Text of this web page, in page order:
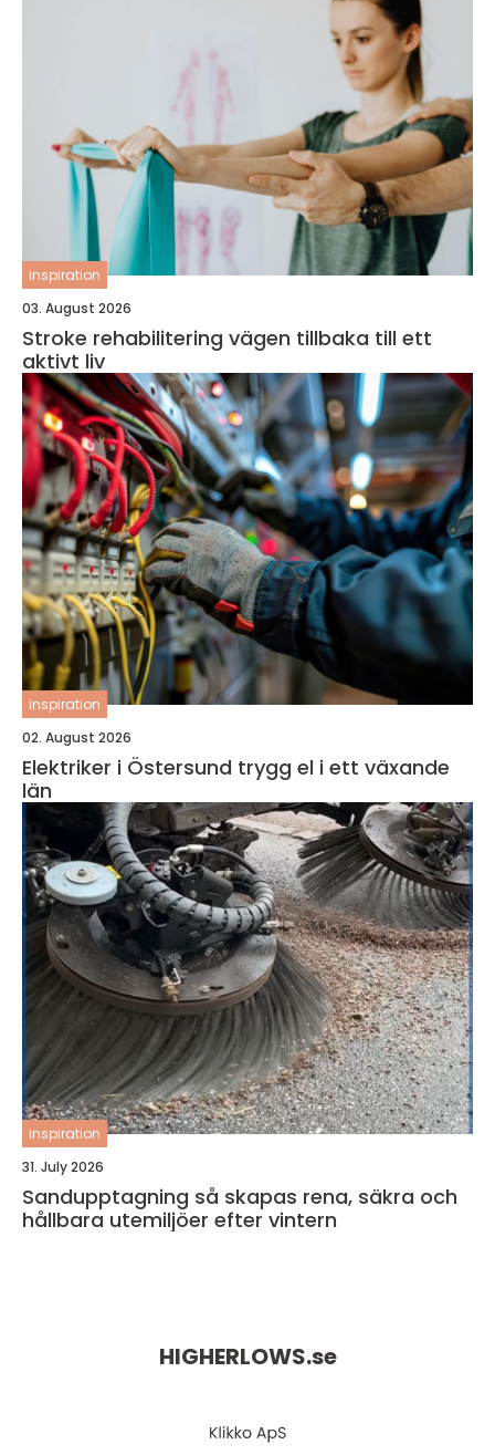
inspiration
03. August 2026
Stroke rehabilitering vägen tillbaka till ett
aktivt liv
inspiration
02. August 2026
Elektriker i Östersund trygg el i ett växande
län
inspiration
31. July 2026
Sandupptagning så skapas rena, säkra och
hållbara utemiljöer efter vintern
HIGHERLOWS.se